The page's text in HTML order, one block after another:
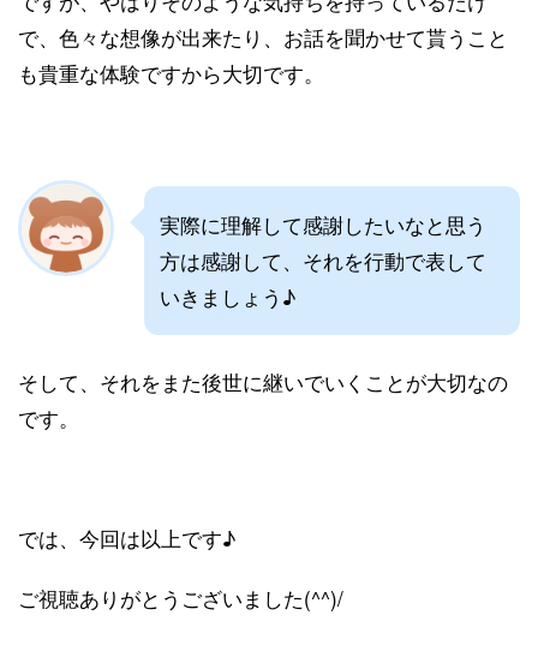
で、色々な想像が出来たり、お話を聞かせて貰うこと
も貴重な体験ですから大切です。
実際に理解して感謝したいなと思う
方は感謝して、それを行動で表して
いきましょう♪
そして、それをまた後世に継いでいくことが大切なの
です。
では、今回は以上です♪
ご視聴ありがとうございました(^^)/